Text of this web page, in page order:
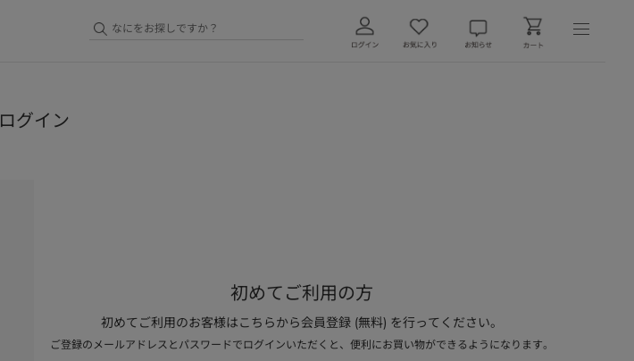
ログイン
初めてご利用の方
初めてご利用のお客様はこちらから会員登録 (無料) を行ってください。
ご登録のメールアドレスとパスワードでログインいただくと、便利にお買い物ができるようになります。